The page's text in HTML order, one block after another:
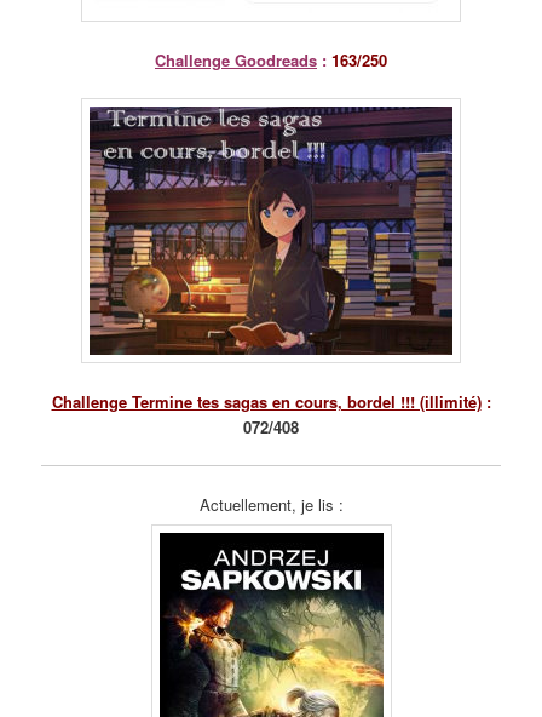
Challenge Goodreads : 163/250
Challenge Termine tes sagas en cours, bordel !!! (illimité):
072/408
Actuellement, je lis :